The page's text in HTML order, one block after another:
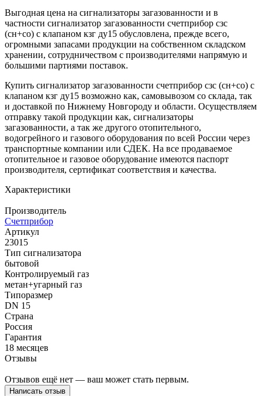
Выгодная цена на сигнализаторы загазованности и в
частности сигнализатор загазованности счетприбор сзс
(сн+со) c клапаном кзг ду15 обусловлена, прежде всего,
огромными запасами продукции на собственном складском
хранении, сотрудничеством с производителями напрямую и
большими партиями поставок.
Купить сигнализатор загазованности счетприбор сзс (сн+со) c
клапаном кзг ду15 возможно как, самовывозом со склада, так
и доставкой по Нижнему Новгороду и области. Осуществляем
отправку такой продукции как, сигнализаторы
загазованности, а так же другого отопительного,
водогрейного и газового оборудования по всей России через
транспортные компании или СДЕК. На все продаваемое
отопительное и газовое оборудование имеются паспорт
производителя, сертификат соответствия и качества.
Характеристики
Производитель
Счетприбор
Артикул
23015
Тип сигнализатора
бытовой
Контролируемый газ
метан+угарный газ
Типоразмер
DN 15
Страна
Россия
Гарантия
18 месяцев
Отзывы
Отзывов ещё нет — ваш может стать первым.
Написать отзыв